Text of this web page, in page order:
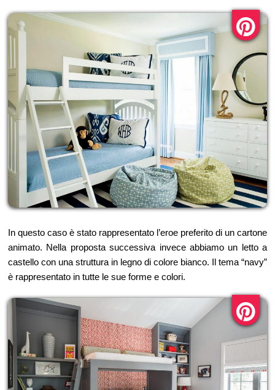
In questo caso è stato rappresentato l’eroe preferito di un cartone
animato. Nella proposta successiva invece abbiamo un letto a
castello con una struttura in legno di colore bianco. Il tema “navy”
è rappresentato in tutte le sue forme e colori.